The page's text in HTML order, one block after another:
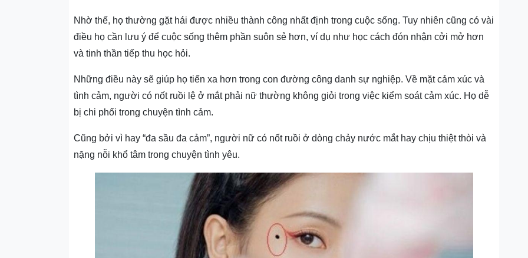
Nhờ thế, họ thường gặt hái được nhiều thành công nhất định trong cuộc sống. Tuy nhiên cũng có vài
điều họ cần lưu ý để cuộc sống thêm phần suôn sẻ hơn, ví dụ như học cách đón nhận cởi mở hơn
và tinh thần tiếp thu học hỏi.
Những điều này sẽ giúp họ tiến xa hơn trong con đường công danh sự nghiệp. Về mặt cảm xúc và
tình cảm, người có nốt ruồi lệ ở mắt phải nữ thường không giỏi trong việc kiểm soát cảm xúc. Họ dễ
bị chi phối trong chuyện tình cảm.
Cũng bởi vì hay “đa sầu đa cảm”, người nữ có nốt ruồi ở dòng chảy nước mắt hay chịu thiệt thòi và
nặng nỗi khổ tâm trong chuyện tình yêu.